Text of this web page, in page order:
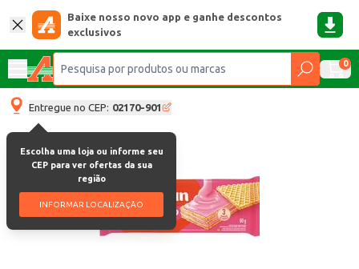
Baixe nosso novo app e ganhe descontos
exclusivos
0
Entregue no CEP: 02170-901
Escolha uma loja ou informe seu
CEP para ver ofertas da sua
região
INFORMAR LOCALIZAÇÃO